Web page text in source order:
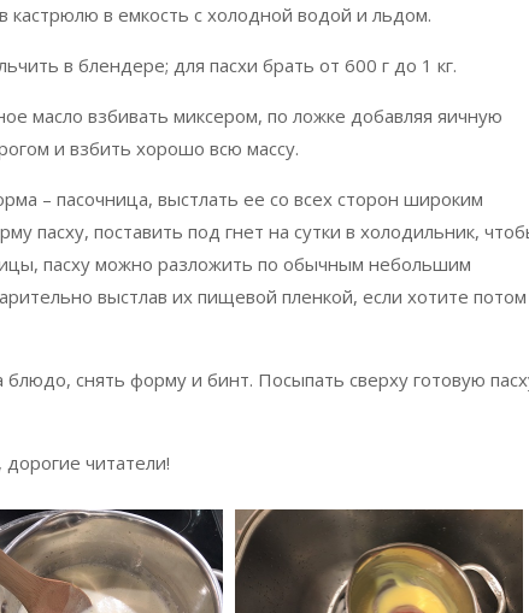
кастрюлю в емкость с холодной водой и льдом.
в блендере; для пасхи брать от 600 г до 1 кг.
масло взбивать миксером, по ложке добавляя яичную
и взбить хорошо всю массу.
– пасочница, выстлать ее со всех сторон широким
пасху, поставить под гнет на сутки в холодильник,
пасху можно разложить по обычным небольшим
выстлав их пищевой пленкой, если хотите потом
снять форму и бинт. Посыпать сверху готовую
читатели!